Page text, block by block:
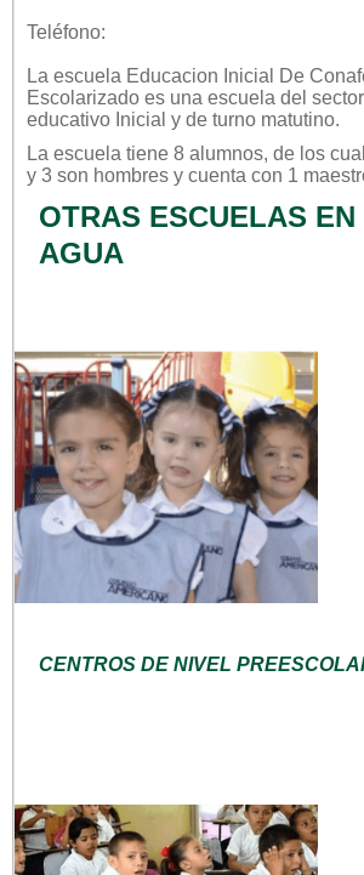
Teléfono:
La escuela Educacion Inicial De
Escolarizado es una escuela del sector
educativo Inicial y de turno matutino.
La escuela tiene 8 alumnos, de los
y 3 son hombres y cuenta con 1
OTRAS ESCUELAS EN
AGUA
CENTROS DE NIVEL